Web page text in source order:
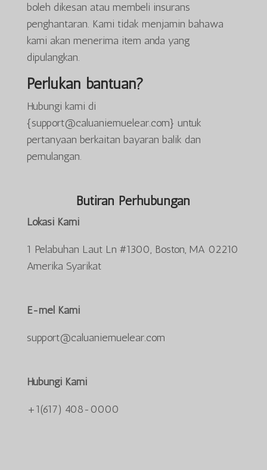
boleh dikesan atau membeli insurans
penghantaran. Kami tidak menjamin bahawa
kami akan menerima item anda yang
dipulangkan.
Perlukan bantuan?
Hubungi kami di
{support@caluaniemuelear.com} untuk
pertanyaan berkaitan bayaran balik dan
pemulangan.
Butiran Perhubungan
Lokasi Kami
1 Pelabuhan Laut Ln #1300, Boston, MA 02210
Amerika Syarikat
E-mel Kami
support@caluaniemuelear.com
Hubungi Kami
+1(617) 408-0000